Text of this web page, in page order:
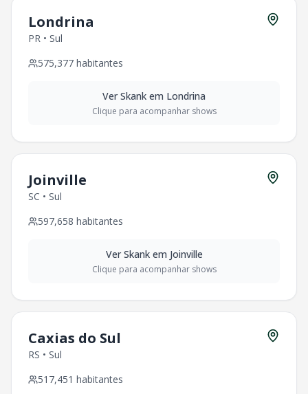
Londrina
PR • Sul
575,377 habitantes
VerSkank em Londrina
Clique para acompanhar shows
Joinville
SC • Sul
597,658 habitantes
VerSkankem Joinville
Clique para acompanhar shows
Caxias do Sul
RS • Sul
517,451 habitantes